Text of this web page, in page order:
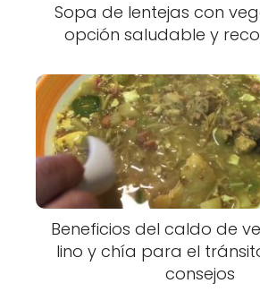
Sopa de lentejas con
opción saludable y
Beneficios del caldo de
lino y chía para el
consejos